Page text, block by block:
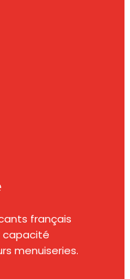
français
capacité
menuiseries.